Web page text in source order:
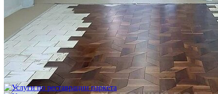
Укладка модульного паркета с финишным покрытием на
фанеру
3 600 ₽